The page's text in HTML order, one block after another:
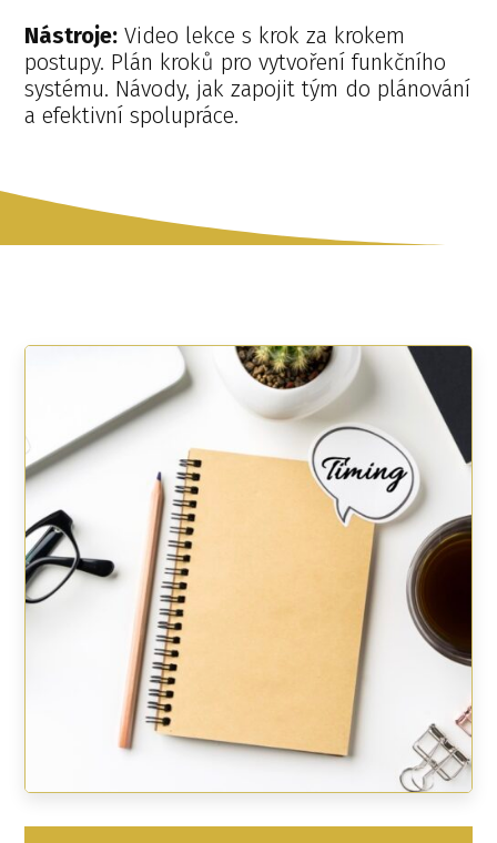
Nástroje: Video lekce s krok za krokem
postupy. Plán kroků pro vytvoření funkčního
systému. Návody, jak zapojit tým do plánování
a efektivní spolupráce.